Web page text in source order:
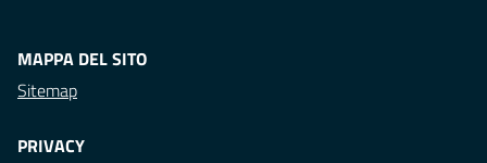
MAPPA DEL SITO
Sitemap
PRIVACY